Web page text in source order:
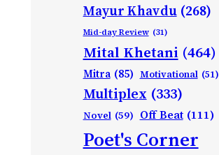
Mayur Khavdu (268)
Mid-day Review (31)
Mital Khetani (464)
Mitra (85) Motivational (51)
Multiplex (333)
Novel (59) Off Beat (111)
Poet's Corner